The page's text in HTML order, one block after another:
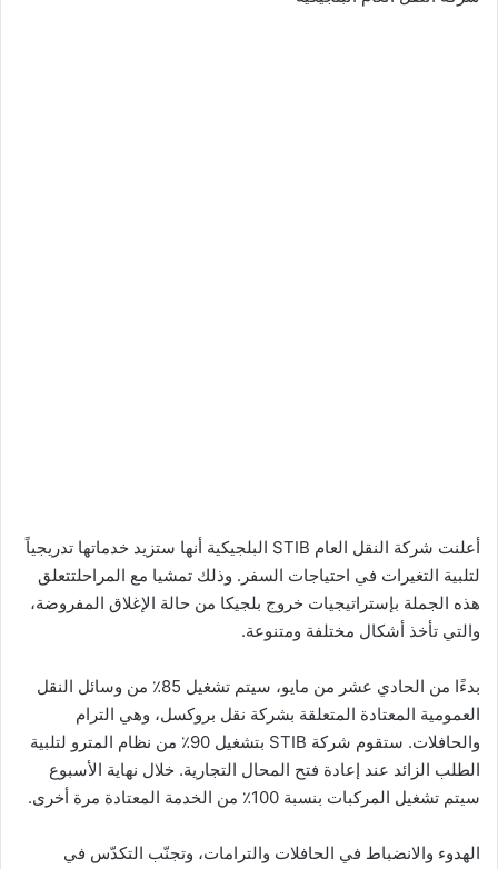
أعلنت شركة النقل العام STIB البلجيكية أنها ستزيد خدماتها تدريجياً
لتلبية التغيرات في احتياجات السفر. وذلك تمشيا مع المراحلتتعلق
هذه الجملة بإستراتيجيات خروج بلجيكا من حالة الإغلاق المفروضة،
والتي تأخذ أشكال مختلفة ومتنوعة.
بدءًا من الحادي عشر من مايو، سيتم تشغيل 85٪ من وسائل النقل
العمومية المعتادة المتعلقة بشركة نقل بروكسل، وهي الترام
والحافلات. ستقوم شركة STIB بتشغيل 90٪ من نظام المترو لتلبية
الطلب الزائد عند إعادة فتح المحال التجارية. خلال نهاية الأسبوع
سيتم تشغيل المركبات بنسبة 100٪ من الخدمة المعتادة مرة أخرى.
الهدوء والانضباط في الحافلات والترامات، وتجنّب التكدّس في